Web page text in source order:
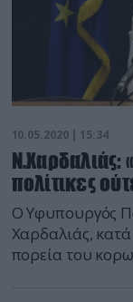
10.05.2020 | 15:34
Ν.Χαρδαλιάς:
πολίτικες
Ο Υφυπουργός
Χαρδαλιάς,
πορεία του